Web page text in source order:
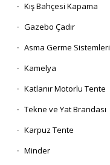
Kış Bahçesi Kapama
Gazebo Çadır
Asma Germe Sistemleri
Kamelya
Katlanır Motorlu Tente
Tekne ve Yat Brandası
Karpuz Tente
Minder